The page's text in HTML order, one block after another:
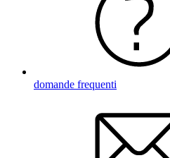
domande frequenti